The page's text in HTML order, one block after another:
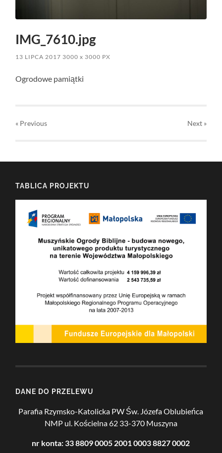
IMG_7610.jpg
13 LIPCA 2017 3000x 3000 PX
Ogrodowe pamiątki
« Previous Next»
TABLICA PROJEKTU
DANE DO PRZELEWU
Parafia Rzymsko-Katolicka PW Św. Józefa Oblubieńca
NMP ul. Kościelna 62 33-370 Muszyna
nr konta: 33 8809 0005 2001 0003 8827 0002